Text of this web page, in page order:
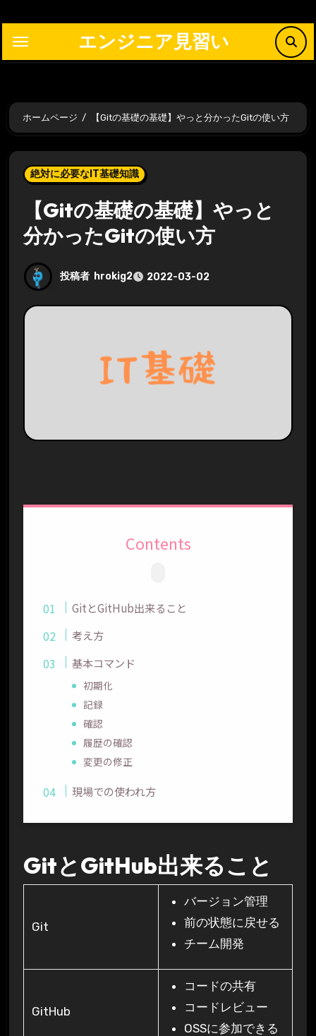
ッ
プ
エンジニア見習い
ホームページ 【Gitの基礎の基礎】やっと分かったGitの使い方
絶対に必要なIT基礎知識
【Gitの基礎の基礎】やっと
分かったGitの使い方
投稿者 hrokig2 2022-03-02
Contents
GitとGitHub出来ること
考え方
基本コマンド
初期化
記録
確認
履歴の確認
変更の修正
現場での使われ方
GitとGitHub出来ること
Git
バージョン管理
前の状態に戻せる
チーム開発
GitHub
コードの共有
コードレビュー
OSSに参加できる